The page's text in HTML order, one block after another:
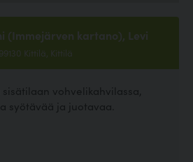
(Immejärven kartano), Levi
Kittilä, Kittilä
vohvelikahvilassa,
syötävää ja juotavaa.